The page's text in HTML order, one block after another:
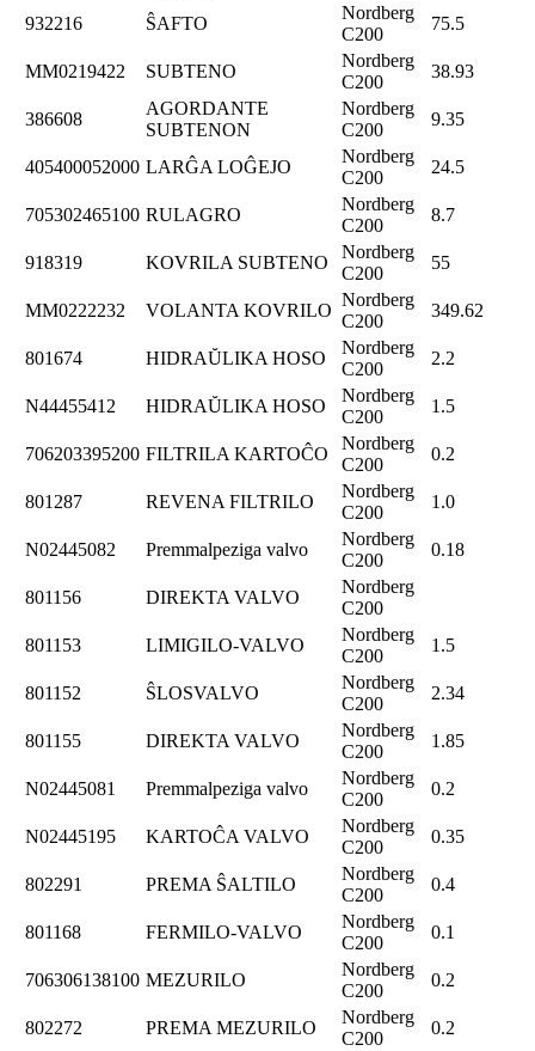
932216 ŜAFTO
Nordberg
C200
75.5
MM0219422 SUBTENO
Nordberg
C200
38.93
386608
AGORDANTE
SUBTENON
Nordberg
C200
9.35
405400052000 LARĜA LOĜEJO
Nordberg
C200
24.5
705302465100 RULAGRO
Nordberg
C200
8.7
918319 KOVRILA SUBTENO
Nordberg
C200
55
MM0222232 VOLANTA KOVRILO
Nordberg
C200
349.62
801674 HIDRAŬLIKA HOSO
Nordberg
C200
2.2
N44455412 HIDRAŬLIKA HOSO
Nordberg
C200
1.5
706203395200 FILTRILA KARTOĈO
Nordberg
C200
0.2
801287 REVENA FILTRILO
Nordberg
C200
1.0
N02445082 Premmalpeziga valvo
Nordberg
C200
0.18
801156 DIREKTA VALVO
Nordberg
C200
801153
LIMIGILO-VALVO
Nordberg
C200
1.5
801152 ŜLOSVALVO
Nordberg
C200
2.34
801155 DIREKTA VALVO
Nordberg
C200
1.85
N02445081 Premmalpeziga valvo
Nordberg
C200
0.2
N02445195 KARTOĈA VALVO
Nordberg
C200
0.35
802291 PREMA ŜALTILO
Nordberg
C200
0.4
801168 FERMILO-VALVO
Nordberg
C200
0.1
706306138100 MEZURILO
Nordberg
C200
0.2
802272 PREMA MEZURILO
Nordberg
C200
0.2